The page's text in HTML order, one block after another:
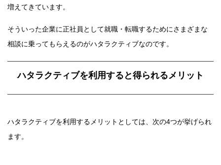
増えてきています。
そういった企業に正社員として就職・転職するためにさまざまな
相談に乗ってもらえるのがハタラクティブなのです。
ハタラクティブを利用すると得られるメリット
ハタラクティブを利用するメリットとしては、次の4つが挙げられ
ます。